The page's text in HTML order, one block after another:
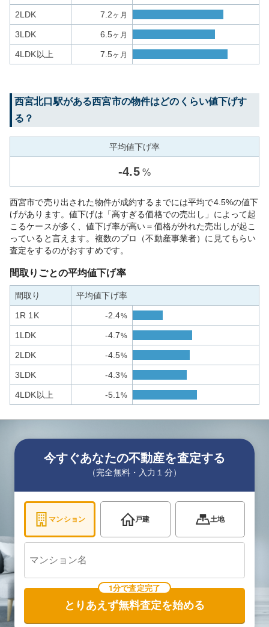
2LDK 7.2ヶ月
3LDK 6.5ヶ月
4LDK以上 7.5ヶ月
西宮北口駅がある西宮市の物件はどのくらい値下げす
る？
平均値下げ率
-4.5 %
西宮市で売り出された物件が成約するまでには平均で4.5%の値下
げがあります。値下げは「高すぎる価格での売出し」によって起
こるケースが多く、値下げ率が高い＝価格が外れた売出しが起こ
っていると言えます。複数のプロ（不動産事業者）に見てもらい
査定をするのがおすすめです。
間取りごとの平均値下げ率
間取り 平均値下げ率
1R 1K -2.4%
1LDK -4.7%
2LDK -4.5%
3LDK -4.3%
4LDK以上 -5.1 %
今すぐあなたの不動産を査定する
（完全無料・入力１分）
マンション 戸建 土地
1分で査定完了
とりあえず無料査定を始める